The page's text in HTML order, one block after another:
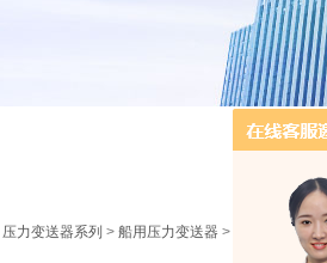
压力变送器系列 > 船用压力变送器 >